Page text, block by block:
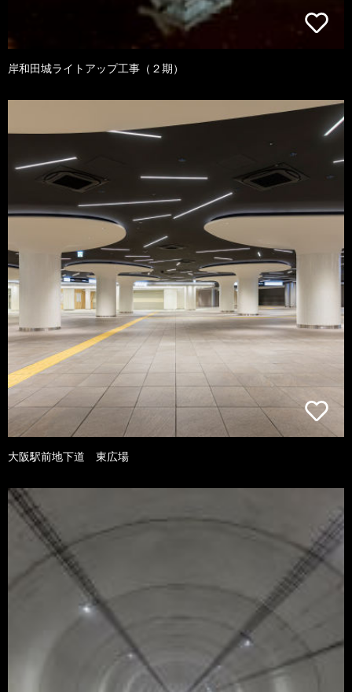
岸和田城ライトアップ工事（２期）
大阪駅前地下道 東広場